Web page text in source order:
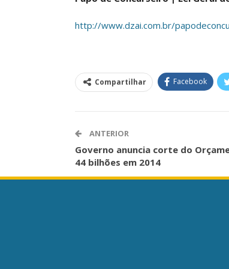
http://www.dzai.com.br/
Compartilhar Facebook
ANTERIOR
Governo anuncia corte do
44 bilhões em 2014